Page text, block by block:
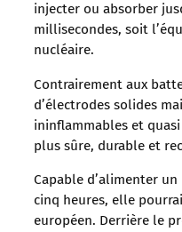
injecter ou absorber
millisecondes, soit
nucléaire.
Contrairement aux
d’électrodes solides
ininflammables et
plus sûre, durable et
Capable d’alimenter
cinq heures, elle
européen. Derrière le